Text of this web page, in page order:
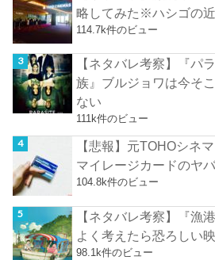
略してみた※ハシゴの
114.7k件のビュー
【ネタバレ考察】『パ
族』ブルジョワは今そ
ない
111k件のビュー
【悲報】元TOHOシネ
マイレージカードのヤ
104.8k件のビュー
【ネタバレ考察】『漁
よく考えたら恐ろしい
98.1k件のビュー